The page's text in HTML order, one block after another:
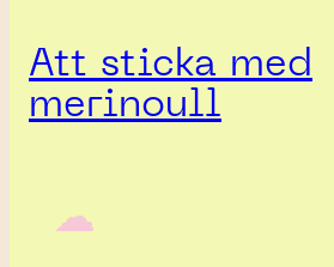
Att sticka med
merinoull
‎ ‎‎ ☁︎‎‎